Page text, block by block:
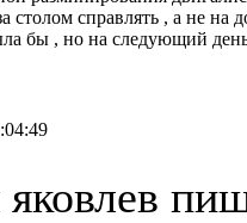
столом справлять , а не на
бы , но на следующий